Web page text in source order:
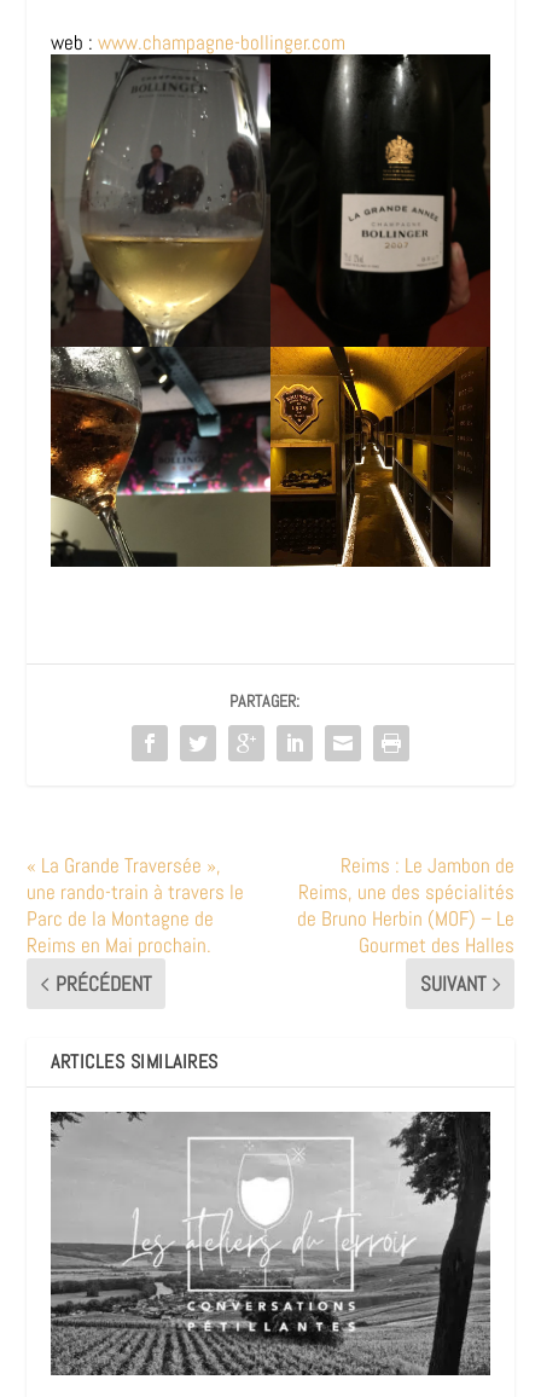
web :www.champagne-bollinger.com
PARTAGER:
« La Grande Traversée »,
une rando-train à travers le
Parc de la Montagne de
Reims en Mai prochain.
PRÉCÉDENT
Reims : Le Jambon de
Reims, une des spécialités
de Bruno Herbin (MOF) – Le
Gourmet des Halles
SUIVANT
ARTICLES SIMILAIRES